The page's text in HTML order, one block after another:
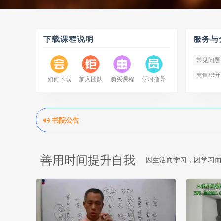
下载课程说明
如何下载 加入团队 购买课程 学习指导
服务与
常见问题
充值积分
书院公告
善用时间提升自我 因生活而学习，因学习